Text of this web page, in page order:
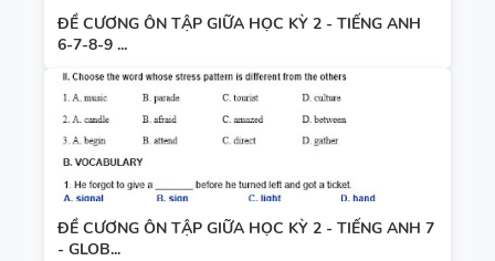
ĐỀ CƯƠNG ÔN TẬP GIỮA HỌC KỲ 2 - TIẾNG ANH
6-7-8-9 ...
ĐỀ CƯƠNG ÔN TẬP GIỮA HỌC KỲ 2 - TIẾNG ANH 7
- GLOB...